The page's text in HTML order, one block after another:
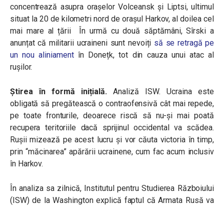
concentrează asupra orașelor Volceansk și Liptsi, ultimul
situat la 20 de kilometri nord de orașul Harkov, al doilea cel
mai mare al țării În urmă cu două săptămâni, Sîrski a
anunțat că militarii ucraineni sunt nevoiți să se retragă pe
un nou aliniamentîn Donețk, tot din cauza unui atac al
rușilor.
Știrea în formă inițială.Analiză ISW. Ucraina este
obligată să pregătească o contraofensivă cât mai repede,
pe toate fronturile, deoarece riscă să nu-și mai poată
recupera teritoriile dacă sprijinul occidental va scădea.
Rușii mizează pe acest lucru și vor căuta victoria în timp,
prin “măcinarea” apărării ucrainene, cum fac acum inclusiv
în Harkov.
În analiza sa zilnică, Institutul pentru Studierea Războiului
(ISW) de la Washington explică faptul că Armata Rusă va